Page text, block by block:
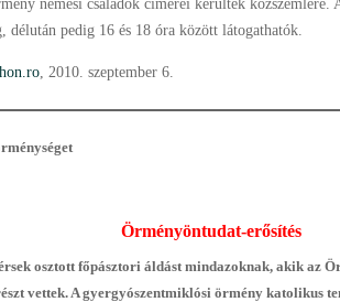
nemesi családok címerei kerültek közszemlére.
délután pedig 16 és 18 óra között látogathatók.
, 2010. szeptember 6.
Örményöntudat-erősítés
osztott főpásztori áldást mindazoknak, akik az
vettek. A gyergyószentmiklósi örmény katolikus